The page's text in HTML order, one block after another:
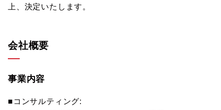
上、決定いたします。
会社概要
事業内容
■コンサルティング: